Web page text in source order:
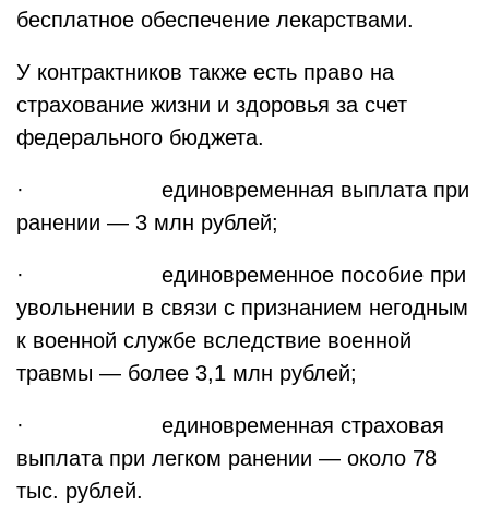
бесплатное обеспечение лекарствами.
У контрактников также есть право на
страхование жизни и здоровья за счет
федерального бюджета.
· единовременная выплата при
ранении — 3 млн рублей;
· единовременное пособие при
увольнении в связи с признанием негодным
к военной службе вследствие военной
травмы — более 3,1 млн рублей;
· единовременная страховая
выплата при легком ранении — около 78
тыс. рублей.